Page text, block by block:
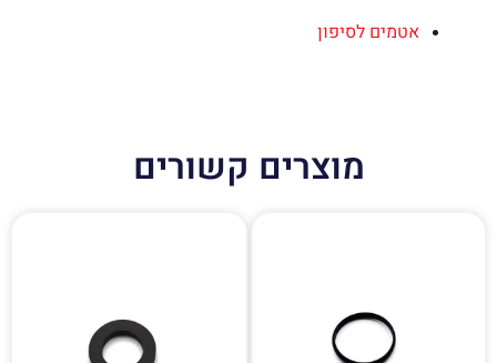
אטמים לסיפון
מוצרים קשורים